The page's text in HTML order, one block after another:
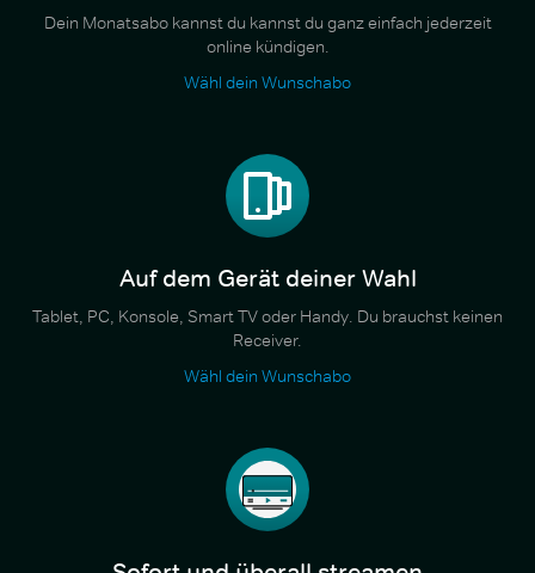
Dein Monatsabo kannst du kannst du ganz einfach jederzeit
online kündigen.
Wähl dein Wunschabo
Auf dem Gerät deiner Wahl
Tablet, PC, Konsole, Smart TV oder Handy. Du brauchst keinen
Receiver.
Wähl dein Wunschabo